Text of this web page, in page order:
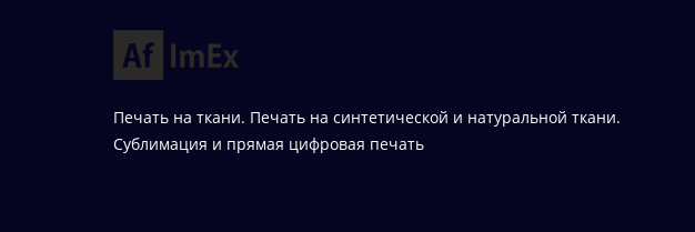
Печать на ткани. Печать на синтетической и натуральной ткани.
Сублимация и прямая цифровая печать